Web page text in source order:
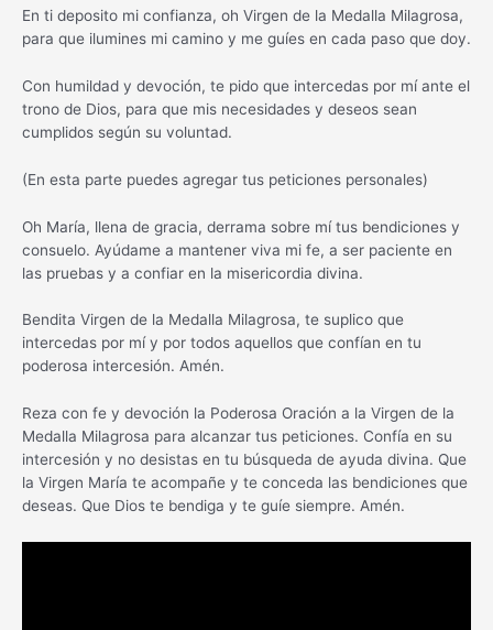
En ti deposito mi confianza, oh Virgen de la Medalla Milagrosa,
para que ilumines mi camino y me guíes en cada paso que doy.
Con humildad y devoción, te pido que intercedas por mí ante el
trono de Dios, para que mis necesidades y deseos sean
cumplidos según su voluntad.
(En esta parte puedes agregar tus peticiones personales)
Oh María, llena de gracia, derrama sobre mí tus bendiciones y
consuelo. Ayúdame a mantener viva mi fe, a ser paciente en
las pruebas y a confiar en la misericordia divina.
Bendita Virgen de la Medalla Milagrosa, te suplico que
intercedas por mí y por todos aquellos que confían en tu
poderosa intercesión. Amén.
Reza con fe y devoción la Poderosa Oración a la Virgen de la
Medalla Milagrosa para alcanzar tus peticiones. Confía en su
intercesión y no desistas en tu búsqueda de ayuda divina. Que
la Virgen María te acompañe y te conceda las bendiciones que
deseas. Que Dios te bendiga y te guíe siempre. Amén.